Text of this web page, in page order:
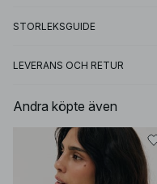
STORLEKSGUIDE
LEVERANS OCH RETUR
Andra köpte även